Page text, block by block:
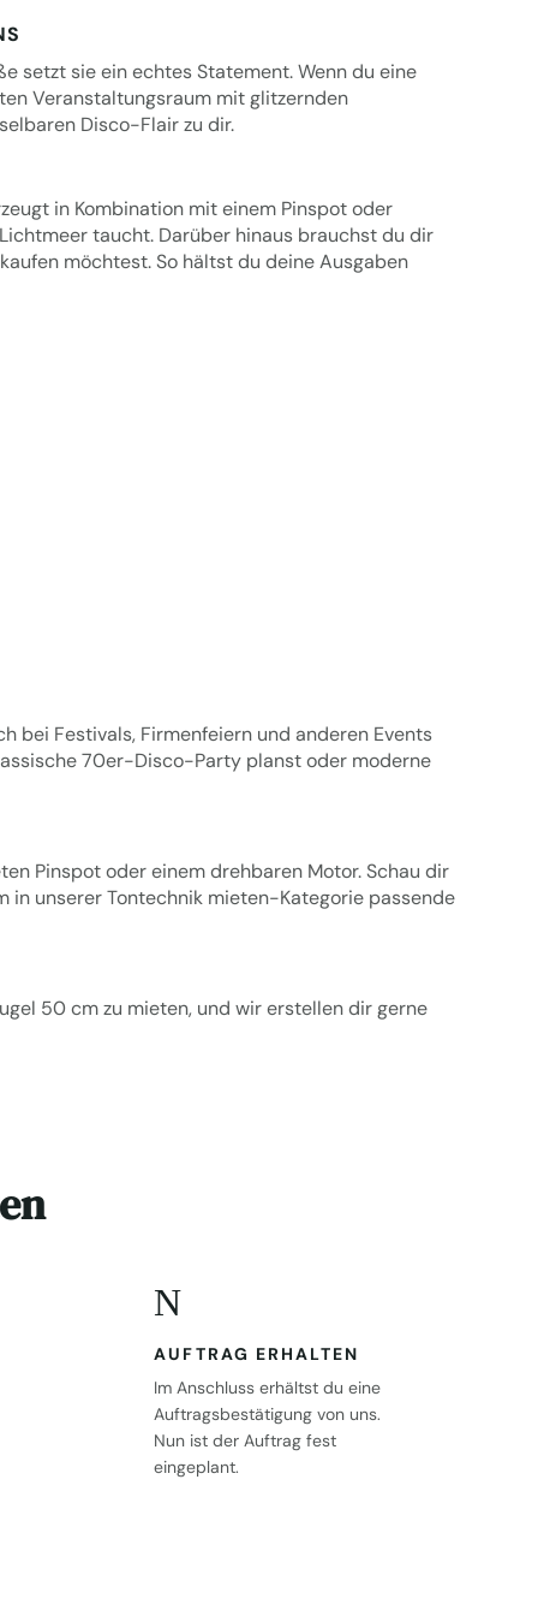
setzt sie ein echtes Statement. Wenn du eine
Veranstaltungsraum mit glitzernden
Disco-Flair zu dir.
in Kombination mit einem Pinspot oder
taucht. Darüber hinaus brauchst du dir
möchtest. So hältst du deine Ausgaben
bei Festivals, Firmenfeiern und anderen Events
70er-Disco-Party planst oder moderne
Pinspot oder einem drehbaren Motor. Schau dir
in unsererTontechnik mieten-Kategorie passende
50 cm zu mieten, und wir erstellen dir gerne
N
AUFTRAG ERHALTEN
Im Anschluss erhältst du eine
Auftragsbestätigung von uns.
Nun ist der Auftrag fest
eingeplant.